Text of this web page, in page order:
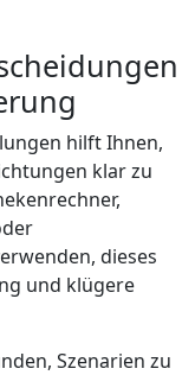
hilft Ihnen,
klar zu
dieses
und klügere
Szenarien zu